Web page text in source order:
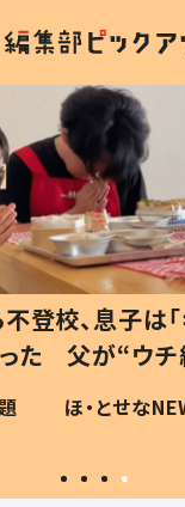
登校、息子は
った 父が“ウ
る理由とは #
ほ・とせな